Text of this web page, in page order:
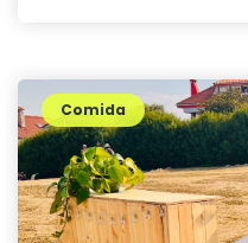
Comida